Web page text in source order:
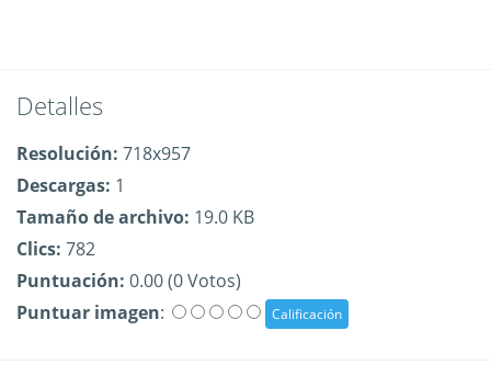
Detalles
Resolución: 718x957
Descargas: 1
Tamaño de archivo: 19.0 KB
Clics: 782
Puntuación: 0.00 (0 Votos)
Puntuar imagen: